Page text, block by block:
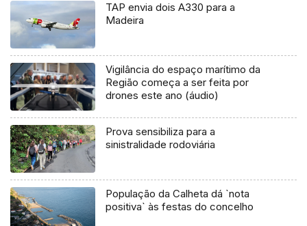
TAP envia dois A330 para a
Madeira
Vigilância do espaço marítimo da
Região começa a ser feita por
drones este ano (áudio)
Prova sensibiliza para a
sinistralidade rodoviária
População da Calheta dá `nota
positiva` às festas do concelho